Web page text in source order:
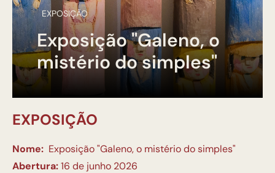
EXPOSIÇÃO
Exposição "Galeno, o
mistério do simples"
EXPOSIÇÃO
Nome: Exposição "Galeno, o mistério do simples"
Abertura:16 de junho 2026